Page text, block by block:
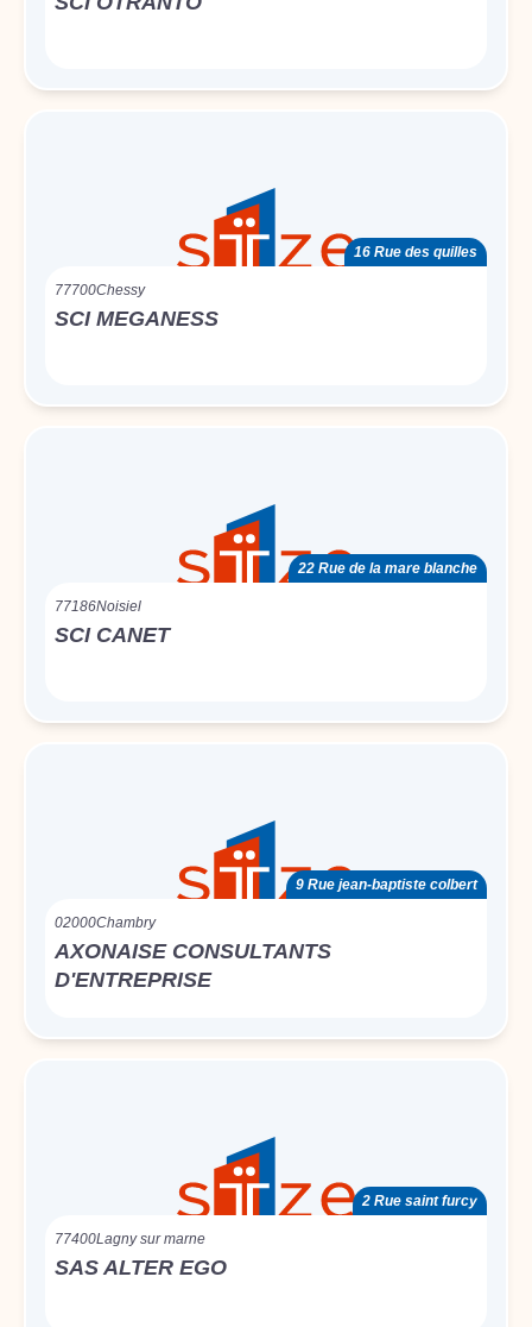
16 Rue des quilles
77700Chessy
SCI MEGANESS
22 Rue de la mare blanche
77186Noisiel
SCI CANET
9 Rue jean-baptiste colbert
02000Chambry
AXONAISE CONSULTANTS
D'ENTREPRISE
2 Rue saint furcy
77400Lagny sur marne
SAS ALTER EGO